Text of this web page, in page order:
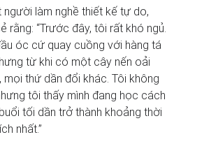
người làm nghề thiết kế tự do,
rằng: “Trước đây, tôi rất khó ngủ.
óc cứ quay cuồng với hàng tá
từ khi có một cây nến oải
mọi thứ dần đổi khác. Tôi không
tôi thấy mình đang học cách
tối dần trở thành khoảng thời
nhất.”